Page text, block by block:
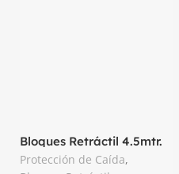
Bloques Retráctil 4.5mtr.
Cinta Dyneema TRX
Protección de Caída,